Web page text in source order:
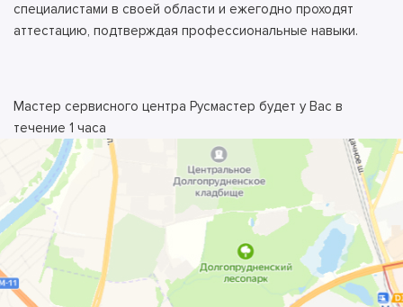
специалистами в своей области и ежегодно проходят
аттестацию, подтверждая профессиональные навыки.
Мастер сервисного центра Русмастер будет у Вас в
течение 1 часа